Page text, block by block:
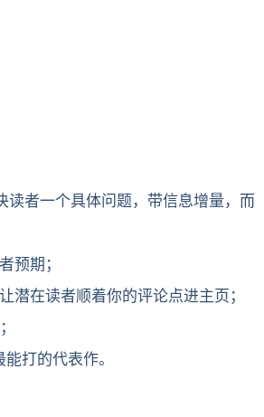
读者一个具体问题，带信息增量，而
预期；
在读者顺着你的评论点进主页；
打的代表作。